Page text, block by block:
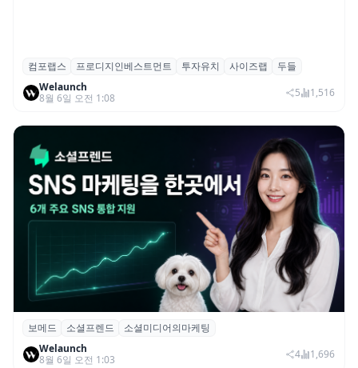
컴포랩스, 프로디지인베스트먼트로부터 시
드 투자 유치
컴포랩스 프로디지인베스트먼트 투자유치 사이즈랩
두들
Welaunch
8월 6일 오전 1:08
5 1,516
보메드 ‘소셜프렌드’, 유튜브·인스타 등 6개
SNS 마케팅 통합 지원
보메드 소셜프렌드
소셜미디어의마케팅
Welaunch
8월 6일 오전 1:03
4 1,696